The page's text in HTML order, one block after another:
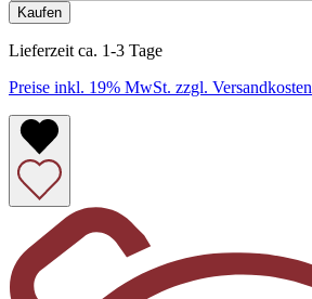
Kaufen
Lieferzeit ca. 1-3 Tage
Preise inkl. 19% MwSt. zzgl. Versandkosten